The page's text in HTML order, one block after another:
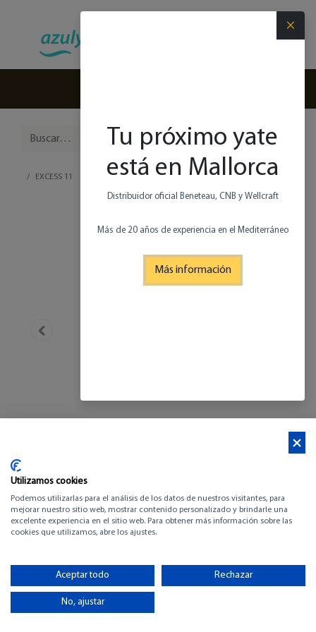
EXCESS 11
EXCESS 11
-
VER FOLLETO (pdf)
×
Tu próximo yate
está en Mallorca
Distribuidor oficial Beneteau, CNB y Wellcraft
Más de 20 años de experiencia en el Mediterráneo
Más información
Utilizamos cookies
Podemos utilizarlas para el análisis de los datos de nuestros visitantes, para
mejorar nuestro sitio web, mostrar contenido personalizado y brindarle una
excelente experiencia en el sitio web. Para obtener más información sobre las
cookies que utilizamos, abre los ajustes.
Aceptar todo Rechazar
No, ajustar